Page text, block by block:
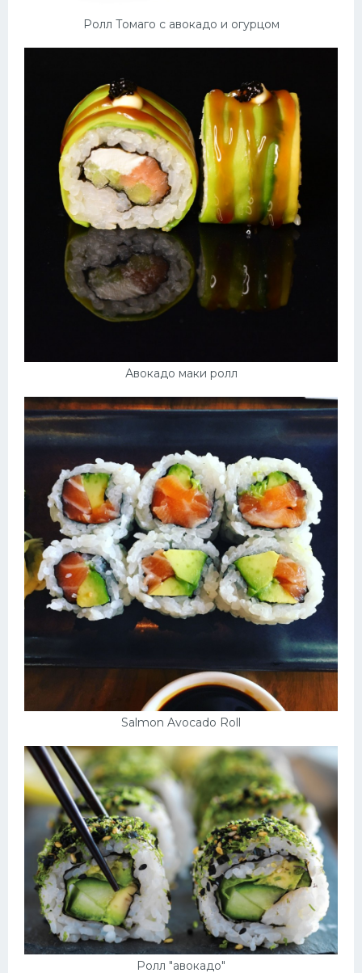
Ролл Томаго с авокадо и огурцом
Авокадо маки ролл
Salmon Avocado Roll
Ролл "авокадо"